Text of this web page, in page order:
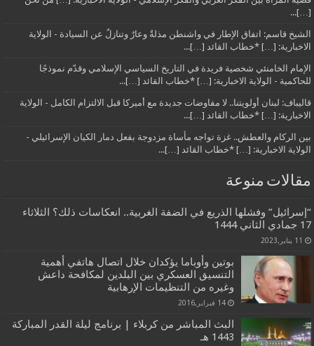
[…]...
الشيخ قاسم: اتفاق الإطار في واشنطن مذلةٌ وعارٌ وتنازلٌ عن السيادة - الولاية
الاخبارية: […] *خطاب القائد […]...
الإمام الخامنئي شخصية فريدة في التاريخ السياسي الإسلامي وقدّم نموذجًا
للحاكمية - الولاية الاخبارية: […] *خطاب القائد […]...
قاليباف: لبنان أولويتنا.. لا مفاوضات جديدة مع أميركا قبل الالتزام الكامل - الولاية
الاخبارية: […] *خطاب القائد […]...
بين الركام والعطش.. غزة تواجه مأساة مزدوجة بفعل دمار الكيان الإسرائيلي -
الولاية الاخبارية: […] *خطاب القائد […]...
مقالات منوعة
“إسرائيل” وفشلها الذريع في الضفة الغربية.. انعكاسات ذلك؟ الثلاثاء
17 جمادي الثاني 1444
11 يناير,2023
بوتين وأوباما يؤكدان خلال اتصال هاتفي أهمية
التنسيق العسكري بين البلدين لمكافحة داعش
وغيره من التنظيمات الإرهابية
14 فبراير,2016
البث المباشر من كربلاء | برنامج ليلة القدر المباركة
1443 هـ